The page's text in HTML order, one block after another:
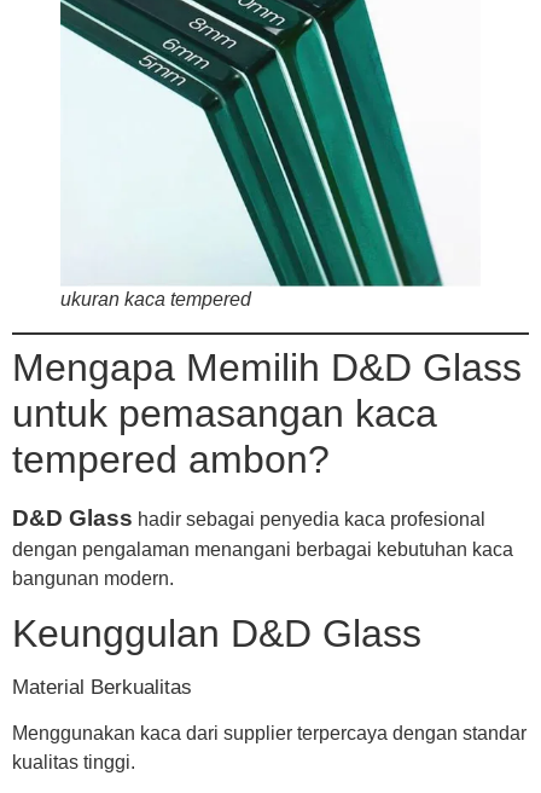
ukuran kaca tempered
Mengapa Memilih D&D Glass
untuk pemasangan kaca
tempered ambon?
D&D Glass hadir sebagai penyedia kaca profesional
dengan pengalaman menangani berbagai kebutuhan kaca
bangunan modern.
Keunggulan D&D Glass
Material Berkualitas
Menggunakan kaca dari supplier terpercaya dengan standar
kualitas tinggi.